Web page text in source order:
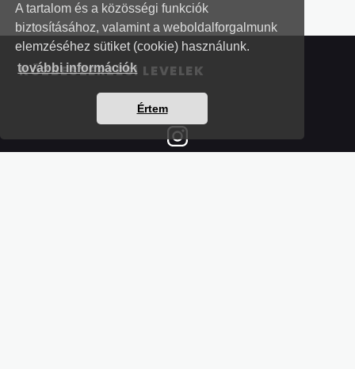
A tartalom és a közösségi funkciók
biztosításához, valamint a weboldalforgalmunk
elemzéséhez sütiket (cookie) használunk.
további információk
Értem
KÖZBESZERZÉSI LEVELEK